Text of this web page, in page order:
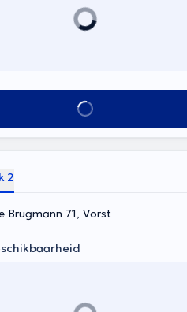
Alles zien
2
Brugmann 71, Vorst